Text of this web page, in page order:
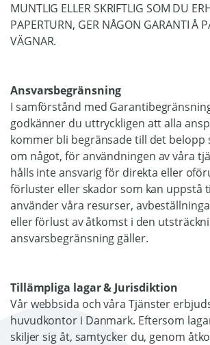
MUNTLIG ELLER SKRIFTLIG SOM DU
PAPERTURN, GER NÅGON GARANTI Å
VÄGNAR.
Ansvarsbegränsning
I samförstånd med
godkänner du uttryckligen att alla
kommer bli begränsade till det belopp
om något, för användningen av våra
hålls inte ansvarig för direkta eller
förluster eller skador som kan uppstå
använder våra resurser,
eller förlust av åtkomst i den
ansvarsbegränsning gäller.
Tillämpliga lagar & Jurisdiktion
Vår webbsida och våra Tjänster
huvudkontor i Danmark. Eftersom
skiljer sig åt, samtycker du, genom